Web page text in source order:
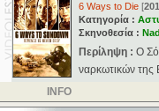
6 Ways to Die [
Κατηγορία :
Σκηνοθεσία :
Περίληψη : O
ναρκωτικών της
INFO